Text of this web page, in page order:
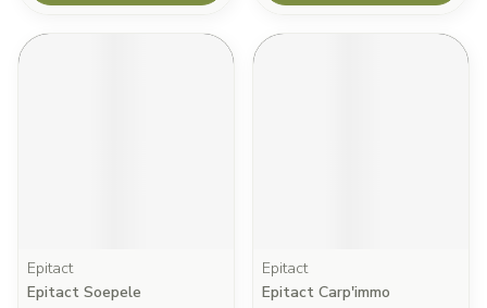
Epitact
Epitact Soepele
Epitact
Epitact Carp'immo